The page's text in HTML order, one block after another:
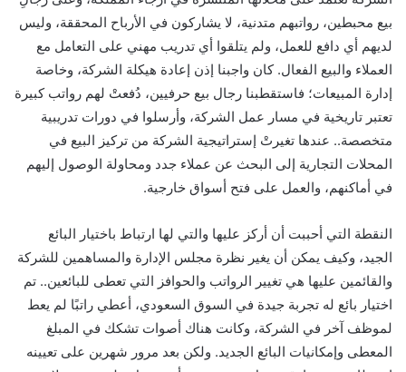
بيع محبطين، رواتبهم متدنية، لا يشاركون في الأرباح المحققة، وليس
لديهم أي دافع للعمل، ولم يتلقوا أي تدريب مهني على التعامل مع
العملاء والبيع الفعال. كان واجبنا إذن إعادة هيكلة الشركة، وخاصة
إدارة المبيعات؛ فاستقطبنا رجال بيع حرفيين، دُفعتْ لهم رواتب كبيرة
تعتبر تاريخية في مسار عمل الشركة، وأرسلوا في دورات تدريبية
متخصصة.. عندها تغيرتْ إستراتيجية الشركة من تركيز البيع في
المحلات التجارية إلى البحث عن عملاء جدد ومحاولة الوصول إليهم
في أماكنهم، والعمل على فتح أسواق خارجية.
النقطة التي أحببت أن أركز عليها والتي لها ارتباط باختيار البائع
الجيد، وكيف يمكن أن يغير نظرة مجلس الإدارة والمساهمين للشركة
والقائمين عليها هي تغيير الرواتب والحوافز التي تعطى للبائعين.. تم
اختيار بائع له تجربة جيدة في السوق السعودي، أعطي راتبًا لم يعط
لموظف آخر في الشركة، وكانت هناك أصوات تشكك في المبلغ
المعطى وإمكانيات البائع الجديد. ولكن بعد مرور شهرين على تعيينه